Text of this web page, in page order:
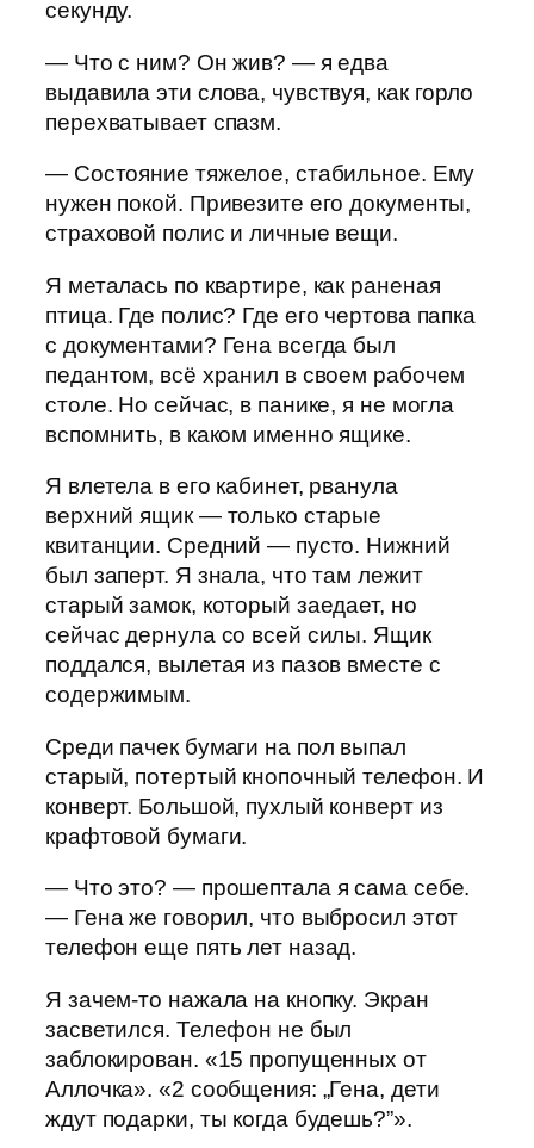
секунду.
— Что с ним? Он жив? — я едва
выдавила эти слова, чувствуя, как горло
перехватывает спазм.
— Состояние тяжелое, стабильное. Ему
нужен покой. Привезите его документы,
страховой полис и личные вещи.
Я металась по квартире, как раненая
птица. Где полис? Где его чертова папка
с документами? Гена всегда был
педантом, всё хранил в своем рабочем
столе. Но сейчас, в панике, я не могла
вспомнить, в каком именно ящике.
Я влетела в его кабинет, рванула
верхний ящик — только старые
квитанции. Средний — пусто. Нижний
был заперт. Я знала, что там лежит
старый замок, который заедает, но
сейчас дернула со всей силы. Ящик
поддался, вылетая из пазов вместе с
содержимым.
Среди пачек бумаги на пол выпал
старый, потертый кнопочный телефон. И
конверт. Большой, пухлый конверт из
крафтовой бумаги.
— Что это? — прошептала я сама себе.
— Гена же говорил, что выбросил этот
телефон еще пять лет назад.
Я зачем-то нажала на кнопку. Экран
засветился. Телефон не был
заблокирован. «15 пропущенных от
Аллочка». «2 сообщения: „Гена, дети
ждут подарки, ты когда будешь?”».